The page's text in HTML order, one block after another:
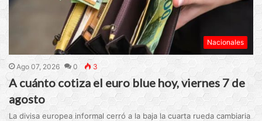
Nacionales
Ago 07, 2026 0 3
A cuánto cotiza el euro blue hoy, viernes 7 de
agosto
La divisa europea informal cerró a la baja la cuarta rueda cambiaria